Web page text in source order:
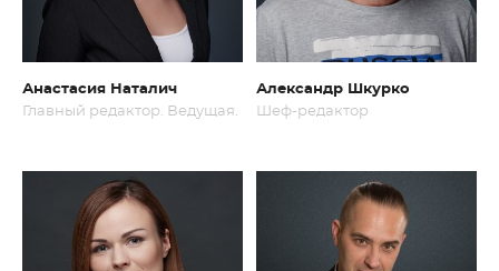
Анастасия Наталич
Главный редактор. Ведущая.
Александр Шкурко
Шеф-редактор